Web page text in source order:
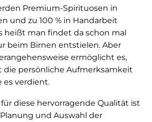
Premium-Spirituosen in
und zu 100 % in Handarbeit
heißt man findet da schon mal
beim Birnen entstielen. Aber
ermöglicht es,
die persönliche Aufmerksamkeit
es verdient.
diese hervorragende Qualität ist
und Auswahl der